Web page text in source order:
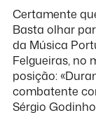
Certamente
Basta olhar
da Música
Felgueiras, no
posição:
combatente
Sérgio